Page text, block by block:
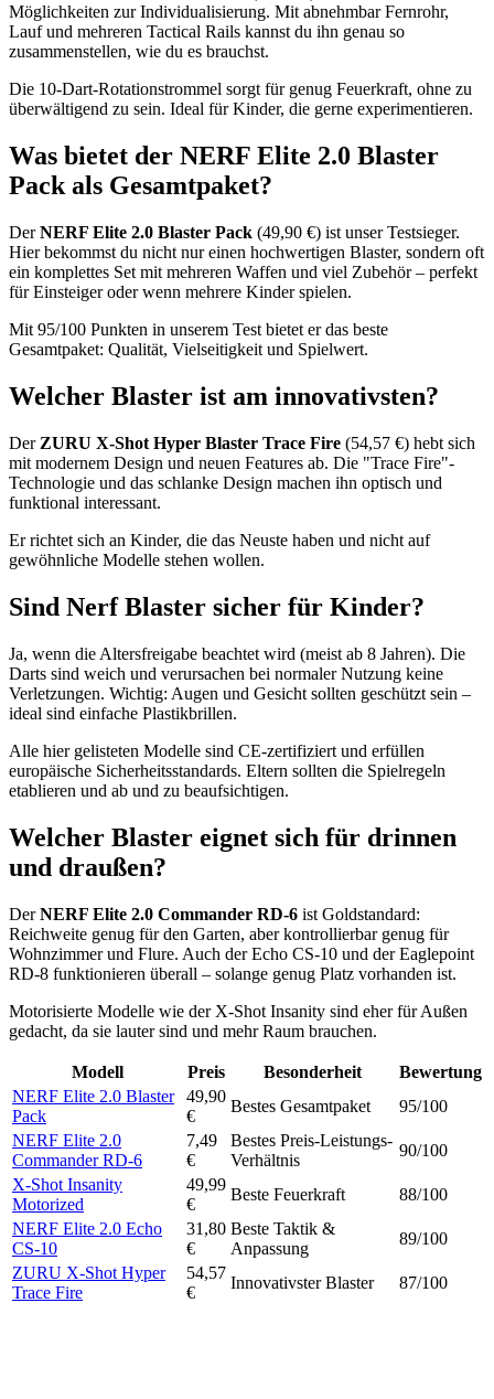
Möglichkeiten zur Individualisierung. Mit abnehmbar Fernrohr,
Lauf und mehreren Tactical Rails kannst du ihn genau so
zusammenstellen, wie du es brauchst.
Die 10-Dart-Rotationstrommel sorgt für genug Feuerkraft, ohne zu
überwältigend zu sein. Ideal für Kinder, die gerne experimentieren.
Was bietet der NERF Elite 2.0 Blaster
Pack als Gesamtpaket?
DerNERF Elite 2.0 Blaster Pack (49,90 €) ist unser Testsieger.
Hier bekommst du nicht nur einen hochwertigen Blaster, sondern oft
ein komplettes Set mit mehreren Waffen und viel Zubehör – perfekt
für Einsteiger oder wenn mehrere Kinder spielen.
Mit 95/100 Punkten in unserem Test bietet er das beste
Gesamtpaket: Qualität, Vielseitigkeit und Spielwert.
Welcher Blaster ist am innovativsten?
Der ZURU X-Shot Hyper Blaster Trace Fire (54,57 €) hebt sich
mit modernem Design und neuen Features ab. Die "Trace Fire"-
Technologie und das schlanke Design machen ihn optisch und
funktional interessant.
Er richtet sich an Kinder, die das Neuste haben und nicht auf
gewöhnliche Modelle stehen wollen.
Sind Nerf Blaster sicher für Kinder?
Ja, wenn die Altersfreigabe beachtet wird (meist ab 8 Jahren). Die
Darts sind weich und verursachen bei normaler Nutzung keine
Verletzungen. Wichtig: Augen und Gesicht sollten geschützt sein –
ideal sind einfache Plastikbrillen.
Alle hier gelisteten Modelle sind CE-zertifiziert und erfüllen
europäische Sicherheitsstandards. Eltern sollten die Spielregeln
etablieren und ab und zu beaufsichtigen.
Welcher Blaster eignet sich für drinnen
und draußen?
DerNERF Elite 2.0 Commander RD-6 ist Goldstandard:
Reichweite genug für den Garten, aber kontrollierbar genug für
Wohnzimmer und Flure. Auch der Echo CS-10 und der Eaglepoint
RD-8 funktionieren überall – solange genug Platz vorhanden ist.
Motorisierte Modelle wie der X-Shot Insanity sind eher für Außen
gedacht, da sie lauter sind und mehr Raum brauchen.
Modell Preis Besonderheit
Bewertung
NERF Elite 2.0 Blaster
Pack
49,90
€
Bestes Gesamtpaket
95/100
NERF Elite 2.0
Commander RD-6
7,49
€
Bestes Preis-Leistungs-
Verhältnis
90/100
X-Shot Insanity
Motorized
49,99
€
Beste Feuerkraft
88/100
NERF Elite 2.0 Echo
CS-10
31,80
€
Beste Taktik &
Anpassung
89/100
ZURU X-Shot Hyper
Trace Fire
54,57
€
Innovativster Blaster 87/100